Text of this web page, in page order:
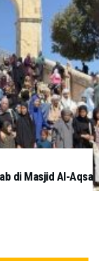
di Masjid Al-Aqsa